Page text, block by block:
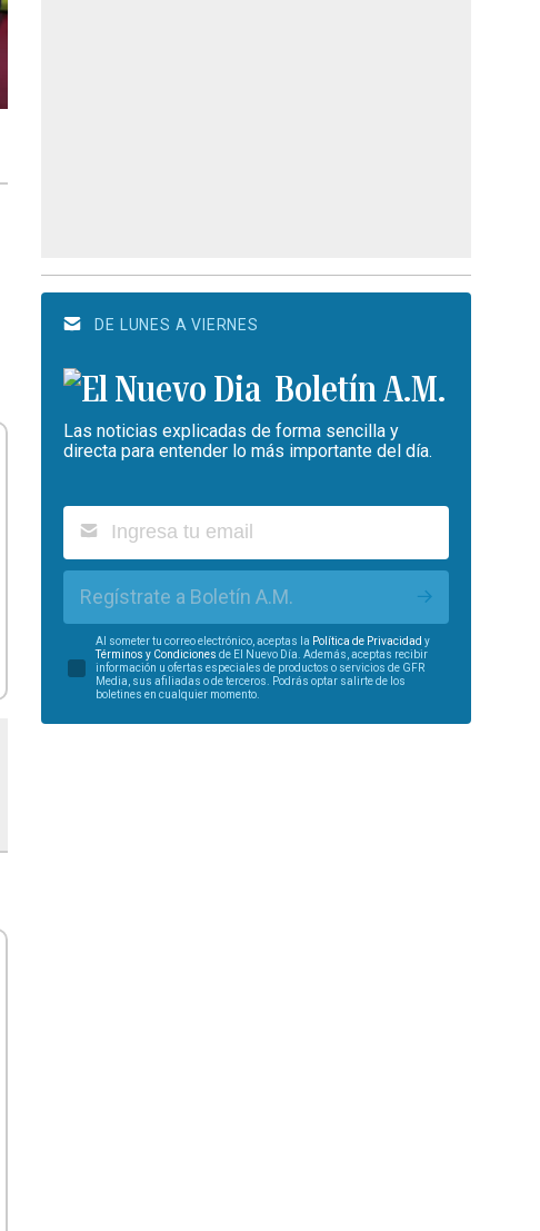
DE LUNES A VIERNES
Boletín A.M.
Las noticias explicadas de forma sencilla y
directa para entender lo más importante del día.
Regístrate a Boletín A.M.
Al someter tu correo electrónico, aceptas la Política de Privacidad y
Términos y Condiciones de El Nuevo Día. Además, aceptas recibir
información u ofertas especiales de productos o servicios de GFR
Media, sus afiliadas o de terceros. Podrás optar salirte de los
boletines en cualquier momento.